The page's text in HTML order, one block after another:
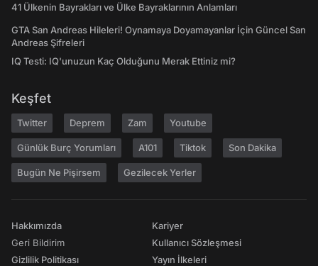
41 Ülkenin Bayrakları ve Ülke Bayraklarının Anlamları
GTA San Andreas Hileleri! Oynamaya Doyamayanlar İçin Güncel San
Andreas Şifreleri
IQ Testi: IQ'unuzun Kaç Olduğunu Merak Ettiniz mi?
Keşfet
Twitter Deprem Zam Youtube
Günlük Burç Yorumları A101 Tiktok Son Dakika
Bugün Ne Pişirsem Gezilecek Yerler
Hakkımızda
Geri Bildirim
Gizlilik Politikası
Kariyer
Kullanıcı Sözleşmesi
Yayın İlkeleri